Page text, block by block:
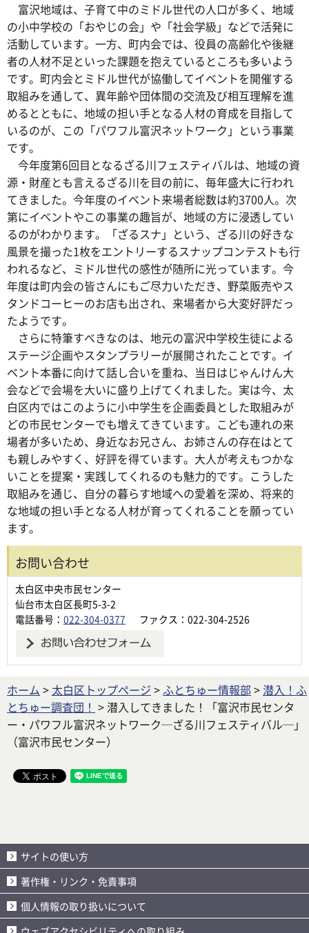
富沢地域は、子育て中のミドル世代の人口が多く、地域
の小中学校の「おやじの会」や「社会学級」などで活発に
活動しています。一方、町内会では、役員の高齢化や後継
者の人材不足といった課題を抱えているところも多いよう
です。町内会とミドル世代が協働してイベントを開催する
取組みを通して、異年齢や団体間の交流及び相互理解を進
めるとともに、地域の担い手となる人材の育成を目指して
いるのが、この「パワフル富沢ネットワーク」という事業
です。
今年度第6回目となるざる川フェスティバルは、地域の資
源・財産とも言えるざる川を目の前に、毎年盛大に行われ
てきました。今年度のイベント来場者総数は約3700人。次
第にイベントやこの事業の趣旨が、地域の方に浸透してい
るのがわかります。「ざるスナ」という、ざる川の好きな
風景を撮った1枚をエントリーするスナップコンテストも行
われるなど、ミドル世代の感性が随所に光っています。今
年度は町内会の皆さんにもご尽力いただき、野菜販売やス
タンドコーヒーのお店も出され、来場者から大変好評だっ
たようです。
さらに特筆すべきなのは、地元の富沢中学校生徒による
ステージ企画やスタンプラリーが展開されたことです。イ
ベント本番に向けて話し合いを重ね、当日はじゃんけん大
会などで会場を大いに盛り上げてくれました。実は今、太
白区内ではこのように小中学生を企画委員とした取組みが
どの市民センターでも増えてきています。こども連れの来
場者が多いため、身近なお兄さん、お姉さんの存在はとて
も親しみやすく、好評を得ています。大人が考えもつかな
いことを提案・実践してくれるのも魅力的です。こうした
取組みを通じ、自分の暮らす地域への愛着を深め、将来的
な地域の担い手となる人材が育ってくれることを願ってい
ます。
お問い合わせ
太白区中央市民センター
仙台市太白区長町5-3-2
電話番号： 022-304-0377 ファクス：022-304-2526
ホーム > 太白区トップページ > ふとちゅー情報部 > 潜入！ふ
とちゅー調査団！ > 潜入してきました！「富沢市民センタ
ー・パワフル富沢ネットワーク─ざる川フェスティバル─」
（富沢市民センター）
サイトの使い方
著作権・リンク・免責事項
個人情報の取り扱いについて